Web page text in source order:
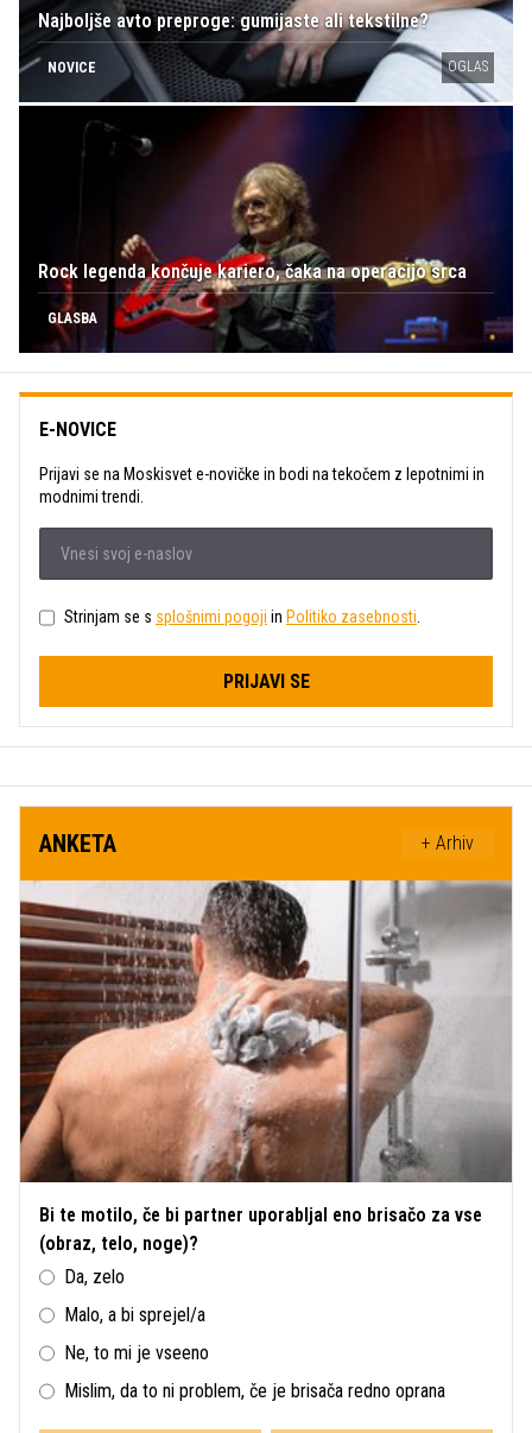
Najboljše avto preproge: gumijaste ali tekstilne?
NOVICE OGLAS
Rock legenda končuje kariero, čaka na operacijo srca
GLASBA
E-NOVICE
Prijavi se na Moskisvet e-novičke in bodi na tekočem z lepotnimi in
modnimi trendi.
Strinjam se s splošnimi pogoji in Politiko zasebnosti
PRIJAVI SE
ANKETA + Arhiv
Bi te motilo, če bi partner uporabljal eno brisačo za vse
(obraz, telo, noge)?
Da, zelo
Malo, a bi sprejel/a
Ne, to mi je vseeno
Mislim, da to ni problem, če je brisača redno oprana